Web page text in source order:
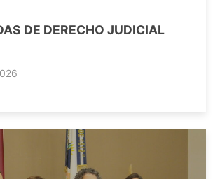
DE DERECHO JUDICIAL